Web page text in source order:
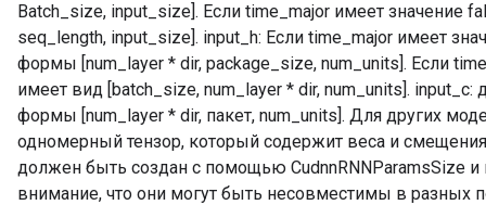
Batch_size, input_size]. Если time_major имеет значение
seq_length, input_size]. input_h: Если time_major имеет
формы [num_layer * dir, package_size, num_units]. Если
имеет вид [batch_size, num_layer * dir, num_units].
формы [num_layer * dir, пакет, num_units]. Для других
одномерный тензор, который содержит веса и
должен быть создан с помощью CudnnRNNParamsSize и
внимание, что они могут быть несовместимы в разных